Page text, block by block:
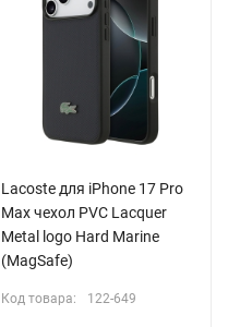
Lacoste для iPhone 17 Pro
Max чехол PVC Lacquer
Metal logo Hard Marine
(MagSafe)
Код товара: 122-649